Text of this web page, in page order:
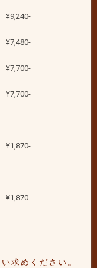
¥9,240-
¥7,480-
¥7,700-
¥7,700-
¥1,870-
¥1,870-
求めください。